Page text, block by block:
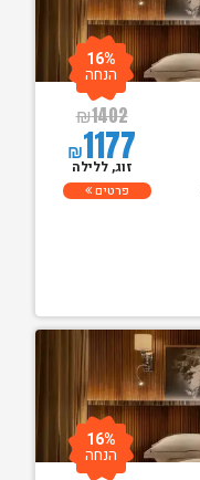
₪1402
₪1177
16%
הנחה
זוג, ללילה
פרטים
16%
הנחה